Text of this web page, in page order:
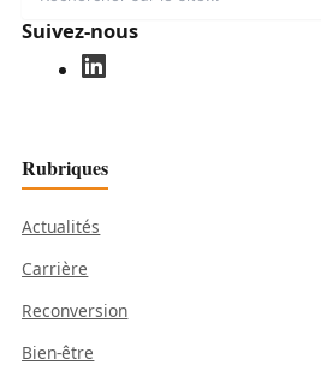
Suivez-nous
Rubriques
Actualités
Carrière
Reconversion
Bien-être